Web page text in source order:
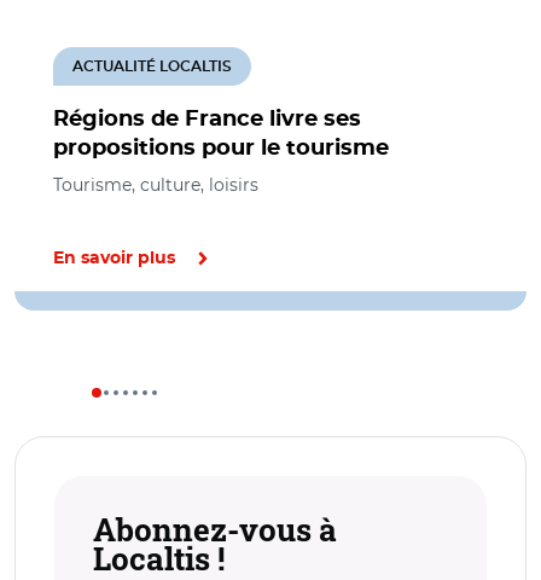
Régions de France livre ses
propositions pour le tourisme
ACTUALITÉ LOCALTIS
Tourisme, culture, loisirs
En savoir plus
Abonnez-vous à
Localtis !